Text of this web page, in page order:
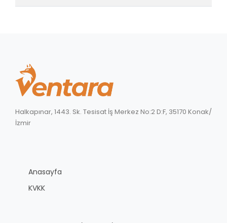
Halkapınar, 1443. Sk. Tesisat İş Merkez No:2 D:F, 35170 Konak/
İzmir
Anasayfa
KVKK